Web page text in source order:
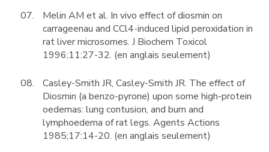
Melin AM et al. In vivo effect of diosmin on
carrageenau and CCl4-induced lipid peroxidation in
rat liver microsomes. J Biochem Toxicol
1996;11:27-32. (en anglais seulement)
Casley-Smith JR, Casley-Smith JR. The effect of
Diosmin (a benzo-pyrone) upon some high-protein
oedemas: lung contusion, and burn and
lymphoedema of rat legs. Agents Actions
1985;17:14-20. (en anglais seulement)